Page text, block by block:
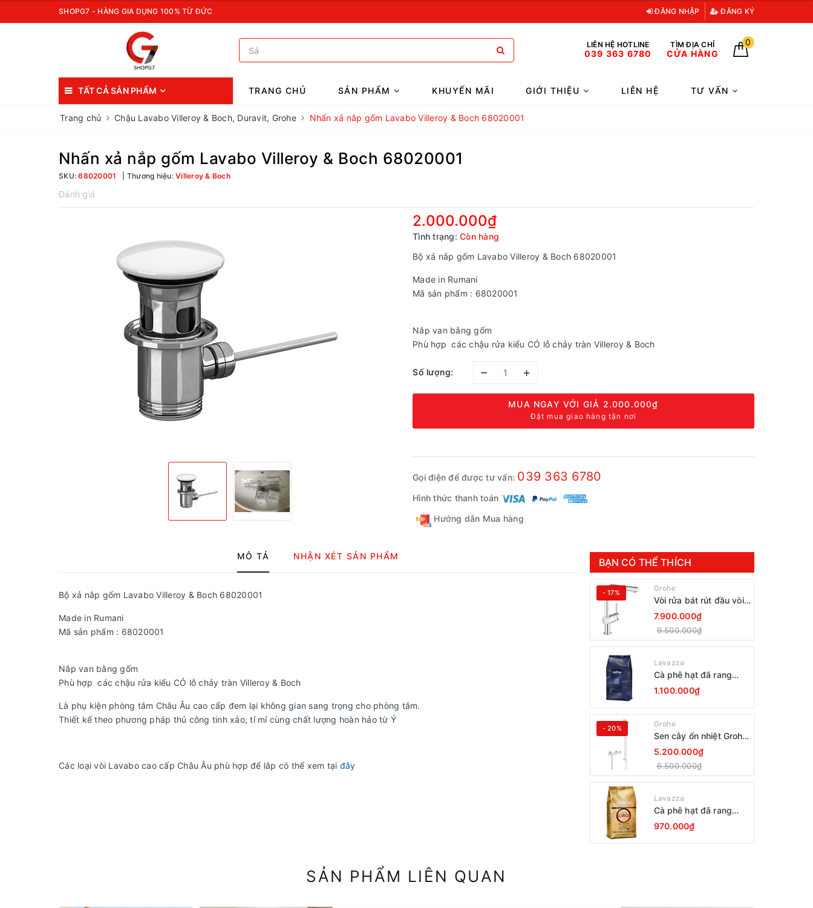
SHOPG7 - HÀNG GIA DỤNG 100% TỪ ĐỨC ĐĂNG NHẬP ĐĂNG KÝ
LIÊN HỆ HOTLINE
039 363 6780
TÌM ĐỊA CHỈ
CỬA HÀNG
0
TẤT CẢ SẢN PHẨM TRANG CHỦ SẢN PHẨM KHUYẾN MÃI GIỚI THIỆU LIÊN HỆ TƯ VẤN
Trang chủ Chậu Lavabo Villeroy & Boch, Duravit, Grohe Nhấn xả nắp gốm Lavabo Villeroy & Boch 68020001
Nhấn xả nắp gốm Lavabo Villeroy & Boch 68020001
SKU:68020001 Thương hiệu: Villeroy & Boch
Đánh giá
2.000.000₫
Tình trạng: Còn hàng
Bộ xả nắp gốm Lavabo Villeroy & Boch 68020001
Made in Rumani
Mã sản phẩm : 68020001
Nắp van bằng gốm
Phù hợp các chậu rửa kiểu CÓ lỗ chảy tràn Villeroy & Boch
Số lượng: – +
MUA NGAY VỚI GIÁ 2.000.000₫
Đặt mua giao hàng tận nơi
Gọi điện để được tư vấn: 039 363 6780
Hình thức thanh toán
Hướng dẫn Mua hàng
MÔ TẢ NHẬN XÉT SẢN PHẨM
Bộ xả nắp gốm Lavabo Villeroy & Boch 68020001
Made in Rumani
Mã sản phẩm : 68020001
Nắp van bằng gốm
Phù hợp các chậu rửa kiểu CÓ lỗ chảy tràn Villeroy & Boch
Là phụ kiện phòng tắm Châu Âu cao cấp đem lại không gian sang trọng cho phòng tắm.
Thiết kế theo phương pháp thủ công tinh xảo, tỉ mỉ cùng chất lượng hoàn hảo từ Ý
Các loại vòi Lavabo cao cấp Châu Âu phù hợp để lắp có thể xem tại đây
BẠN CÓ THỂ THÍCH
- 17% Grohe
Vòi rửa bát rút đầu vòi
Grohe Minta 30274000
7.900.000₫
9.500.000₫
Lavazza
Cà phê hạt đã rang
Lavazza Coffee
Espresso Super Crema
1000g Date 12-2027
1.100.000₫
- 20% Grohe
Sen cây ổn nhiệt Grohe
Grohtherm 800
34566001
5.200.000₫
6.500.000₫
Lavazza
Cà phê hạt đã rang
Lavazza Oro Qualita
1000g
970.000₫
SẢN PHẨM LIÊN QUAN